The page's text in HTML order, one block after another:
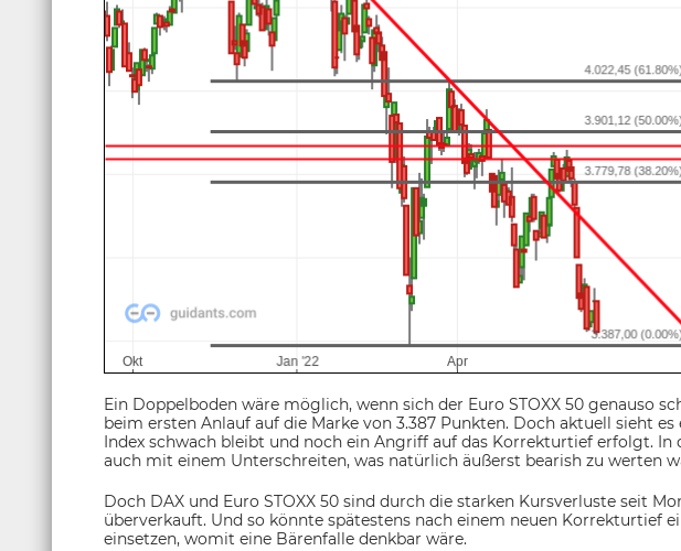
Ein Doppelboden wäre möglich, wenn sich der Euro STOXX 50 genauso
beim ersten Anlauf auf die Marke von 3.387 Punkten. Doch aktuell sieht es
Index schwach bleibt und noch ein Angriff auf das Korrekturtief erfolgt. In
auch mit einem Unterschreiten, was natürlich äußerst bearish zu werten
Doch DAX und Euro STOXX 50 sind durch die starken Kursverluste seit
überverkauft. Und so könnte spätestens nach einem neuen Korrekturtief
einsetzen, womit eine Bärenfalle denkbar wäre.